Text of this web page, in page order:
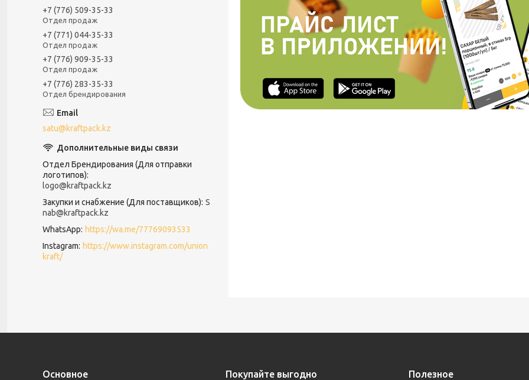
+7 (776) 509-35-33
Отдел продаж
+7 (771) 044-35-33
Отдел продаж
+7 (776) 909-35-33
Отдел продаж
+7 (776) 283-35-33
Отдел брендирования
satu@kraftpack.kz
Отдел Брендирования (Для отправки
логотипов)
logo@kraftpack.kz
Закупки и снабжение (Для поставщиков) S
nab@kraftpack.kz
WhatsApp
https://wa.me/77769093533
Instagram
https://www.instagram.com/union
kraft/
Основное Покупайте выгодно Полезное